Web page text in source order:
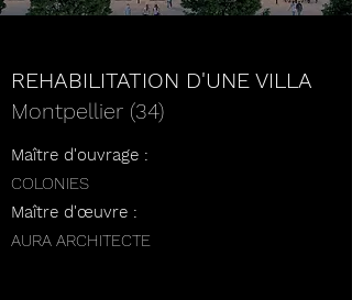
REHABILITATION D'UNE VILLA
Montpellier (34)
Maître d'ouvrage :
COLONIES
Maître d'œuvre :
AURA ARCHITECTE